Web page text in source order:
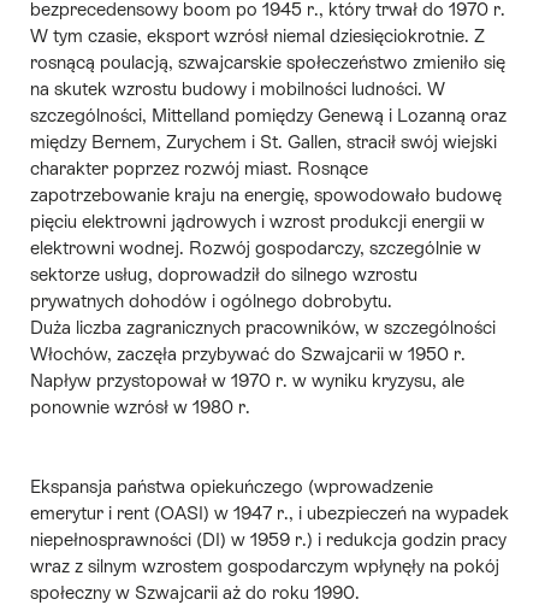
bezprecedensowy boom po 1945 r., który trwał do 1970 r.
W tym czasie, eksport wzrósł niemal dziesięciokrotnie. Z
rosnącą poulacją, szwajcarskie społeczeństwo zmieniło się
na skutek wzrostu budowy i mobilności ludności. W
szczególności, Mittelland pomiędzy Genewą i Lozanną oraz
między Bernem, Zurychem i St. Gallen, stracił swój wiejski
charakter poprzez rozwój miast. Rosnące
zapotrzebowanie kraju na energię, spowodowało budowę
pięciu elektrowni jądrowych i wzrost produkcji energii w
elektrowni wodnej. Rozwój gospodarczy, szczególnie w
sektorze usług, doprowadził do silnego wzrostu
prywatnych dohodów i ogólnego dobrobytu.
Duża liczba zagranicznych pracowników, w szczególności
Włochów, zaczęła przybywać do Szwajcarii w 1950 r.
Napływ przystopował w 1970 r. w wyniku kryzysu, ale
ponownie wzrósł w 1980 r.
Ekspansja państwa opiekuńczego (wprowadzenie
emerytur i rent (OASI) w 1947 r., i ubezpieczeń na wypadek
niepełnosprawności (DI) w 1959 r.) i redukcja godzin pracy
wraz z silnym wzrostem gospodarczym wpłynęły na pokój
społeczny w Szwajcarii aż do roku 1990.